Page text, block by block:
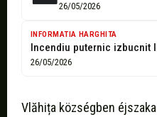
26/05/2026
INFORMATIA HARGHITA
26/05/2026
Vlăhița községben